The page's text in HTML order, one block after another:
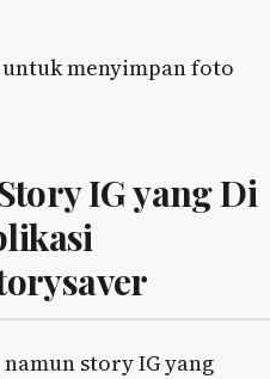
menyimpan foto
IG yang Di
story IG yang